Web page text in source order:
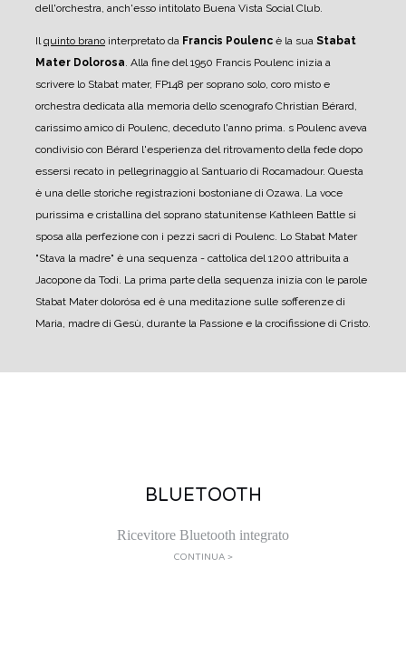
dell'orchestra, anch'esso intitolato Buena Vista Social Club.
Ilquinto brano interpretato da Francis Poulenc è la sua Stabat
Mater Dolorosa. Alla fine del 1950 Francis Poulenc inizia a
scrivere lo Stabat mater, FP148 per soprano solo, coro misto e
orchestra dedicata alla memoria dello scenografo Christian Bérard,
carissimo amico di Poulenc, deceduto l'anno prima. s Poulenc aveva
condivisio con Bérard l'esperienza del ritrovamento della fede dopo
essersi recato in pellegrinaggio al Santuario di Rocamadour. Questa
è una delle storiche registrazioni bostoniane di Ozawa. La voce
purissima e cristallina del soprano statunitense Kathleen Battle si
sposa alla perfezione con i pezzi sacri di Poulenc. Lo Stabat Mater
"Stava la madre" è una sequenza - cattolica del 1200 attribuita a
Jacopone da Todi. La prima parte della sequenza inizia con le parole
Stabat Mater dolorósa ed è una meditazione sulle sofferenze di
Maria, madre di Gesù, durante la Passione e la crocifissione di Cristo.
BLUETOOTH
Ricevitore Bluetooth integrato
CONTINUA >